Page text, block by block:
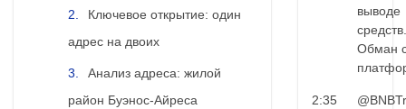
Ключевое открытие: один
адрес на двоих
Анализ адреса: жилой
район Буэнос-Айреса
выводе
средств.
Обман
2:35